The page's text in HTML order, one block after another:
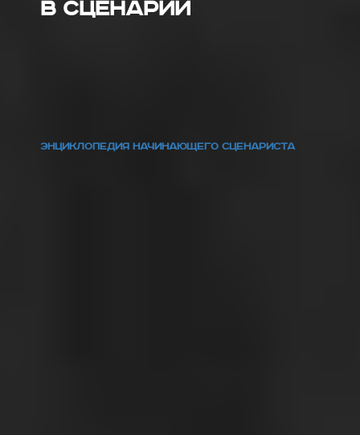
в сценарии
ЭНЦИКЛОПЕДИЯ НАЧИНАЮЩЕГО СЦЕНАРИСТА